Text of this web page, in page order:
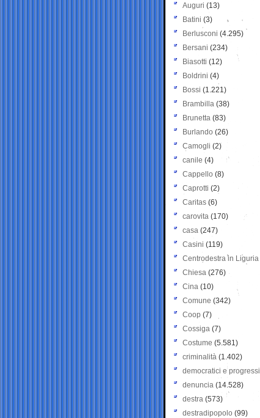
Auguri (13)
Batini (3)
Berlusconi (4.295)
Bersani (234)
Biasotti (12)
Boldrini (4)
Bossi (1.221)
Brambilla (38)
Brunetta (83)
Burlando (26)
Camogli (2)
canile (4)
Cappello (8)
Caprotti (2)
Caritas (6)
carovita (170)
casa (247)
Casini (119)
Centrodestra in Liguria
Chiesa (276)
Cina (10)
Comune (342)
Coop (7)
Cossiga (7)
Costume (5.581)
criminalità (1.402)
democratici e
denuncia (14.528)
destra (573)
destradipopolo (99)